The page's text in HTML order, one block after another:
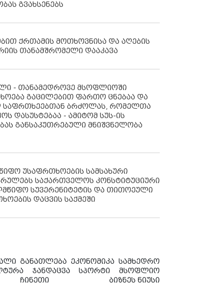
გვახსენებს
ქრთამის მოთხოვნისა და აღების
თანამშრომელი დააკავა
- თანამედროვე მსოფლიოში
გაცილებით ფართო ცნებაა და
საფრთხეებთან ბრძოლას, რომელთა
დასუსტებაა - ამიტომ სუს-ის
განსაკუთრებული მნიშვნელობა
უსაფრთხოების სამსახური
საქართველოს კონსტიტუციური
სუვერენიტეტის და თითოეული
დაცვის საქმეში
განათლება ეკონომიკა სამხედრო
ჯანდაცვა სპორტი
მსოფლიო
ჩინეთი ბიზნეს ნიუსი